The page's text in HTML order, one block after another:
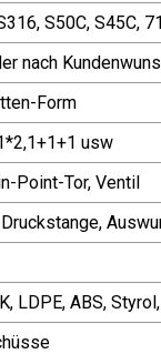
S50C, S45C,
nach
Form
usw
Point-Tor, Ventil
LDPE, ABS,